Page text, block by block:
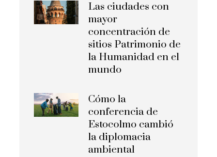
Las ciudades con
mayor
concentración de
sitios Patrimonio de
la Humanidad en el
mundo
Cómo la
conferencia de
Estocolmo cambió
la diplomacia
ambiental